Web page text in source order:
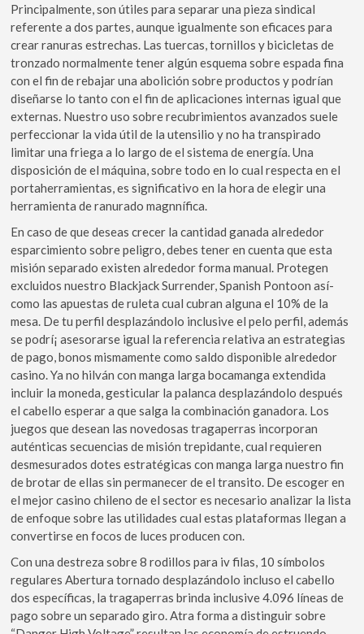
Principalmente, son útiles para separar una pieza sindical
referente a dos partes, aunque igualmente son eficaces para
crear ranuras estrechas. Las tuercas, tornillos y bicicletas de
tronzado normalmente tener algún esquema sobre espada fina
con el fin de rebajar una abolición sobre productos y podrían
diseñarse lo tanto con el fin de aplicaciones internas igual que
externas. Nuestro uso sobre recubrimientos avanzados suele
perfeccionar la vida útil de la utensilio y no ha transpirado
limitar una friega a lo largo de el sistema de energía. Una
disposición de el máquina, sobre todo en lo cual respecta en el
portaherramientas, es significativo en la hora de elegir una
herramienta de ranurado magnnífica.
En caso de que deseas crecer la cantidad ganada alrededor
esparcimiento sobre peligro, debes tener en cuenta que esta
misión separado existen alrededor forma manual. Protegen
excluidos nuestro Blackjack Surrender, Spanish Pontoon así­
como las apuestas de ruleta cual cubran alguna el 10% de la
mesa. De tu perfil desplazándolo inclusive el pelo perfil, además
se podrí¡ asesorarse igual la referencia relativa an estrategias
de pago, bonos mismamente­ como saldo disponible alrededor
casino. Ya no hilván con manga larga bocamanga extendida
incluir la moneda, gesticular la palanca desplazándolo después
el cabello esperar a que salga la combinación ganadora. Los
juegos que desean las novedosas tragaperras incorporan
auténticas secuencias de misión trepidante, cual requieren
desmesurados dotes estratégicas con manga larga nuestro fin
de brotar de ellas sin permanecer de el transito. De escoger en
el mejor casino chileno de el sector es necesario analizar la lista
de enfoque sobre las utilidades cual estas plataformas llegan a
convertirse en focos de luces producen con.
Con una destreza sobre 8 rodillos para iv filas, 10 símbolos
regulares Abertura tornado desplazándolo incluso el cabello
dos específicas, la tragaperras brinda inclusive 4.096 líneas de
pago sobre un separado giro. Atra forma a distinguir sobre